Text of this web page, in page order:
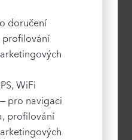
doručení
profilování
WiFi
pro navigaci
profilování